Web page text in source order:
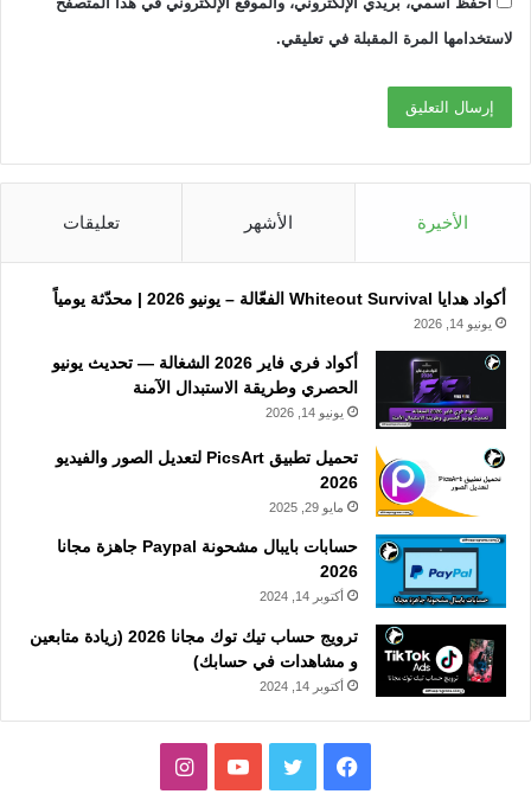
لاستخدامها المرة المقبلة في تعليقي.
الأخيرة الأشهر تعليقات
أكواد هدايا Whiteout Survival الفعّالة – يونيو 2026 | محدّثة يومياً
يونيو 14, 2026
أكواد فري فاير 2026 الشغالة — تحديث يونيو
الحصري وطريقة الاستبدال الآمنة
يونيو 14, 2026
تحميل تطبيق PicsArt لتعديل الصور والفيديو
2026
مايو 29, 2025
حسابات بايبال مشحونة Paypal جاهزة مجانا
2026
أكتوبر 14, 2024
ترويج حساب تيك توك مجانا 2026 (زيادة متابعين
و مشاهدات في حسابك)
أكتوبر 14, 2024
فيسبوك تويتر يوتيوبانستقرام